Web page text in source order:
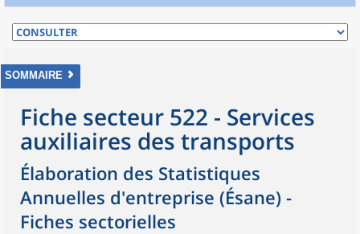
SOMMAIRE
Fiche secteur 522 - Services
auxiliaires des transports
Élaboration des Statistiques
Annuelles d'entreprise (Ésane) -
Fiches sectorielles